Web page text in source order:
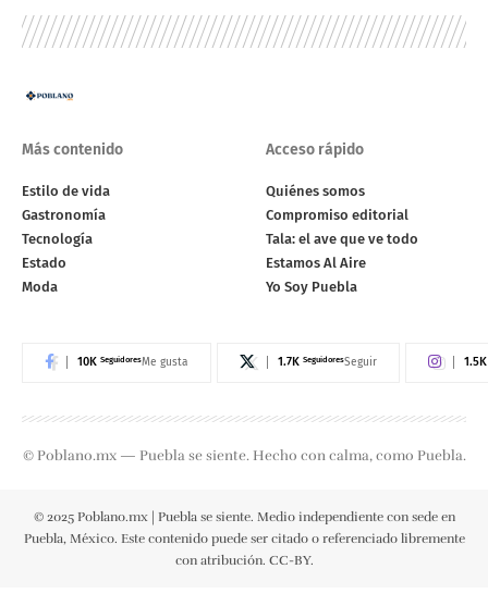
Más contenido
Estilo de vida
Gastronomía
Tecnología
Estado
Moda
Acceso rápido
Quiénes somos
Compromiso editorial
Tala: el ave que ve todo
Estamos Al Aire
Yo Soy Puebla
10K SeguidoresMe gusta 1.7K SeguidoresSeguir 1.5K
© Poblano.mx — Puebla se siente. Hecho con calma, como Puebla.
© 2025 Poblano.mx | Puebla se siente. Medio independiente con sede en
Puebla, México. Este contenido puede ser citado o referenciado libremente
con atribución. CC-BY.